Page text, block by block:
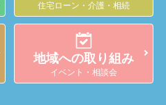
住宅ローン・介護・相続
地域への取り組み
イベント・相談会